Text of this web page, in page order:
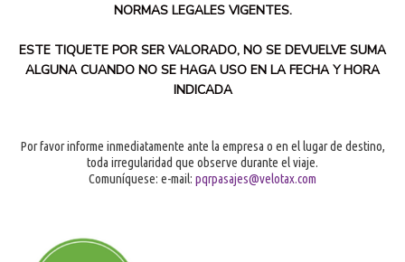
NORMAS LEGALES VIGENTES.
ESTE TIQUETE POR SER VALORADO, NO SE DEVUELVE SUMA
ALGUNA CUANDO NO SE HAGA USO EN LA FECHA Y HORA
INDICADA
Por favor informe inmediatamente ante la empresa o en el lugar de destino,
toda irregularidad que observe durante el viaje.
Comuníquese: e-mail: pqrpasajes@velotax.com